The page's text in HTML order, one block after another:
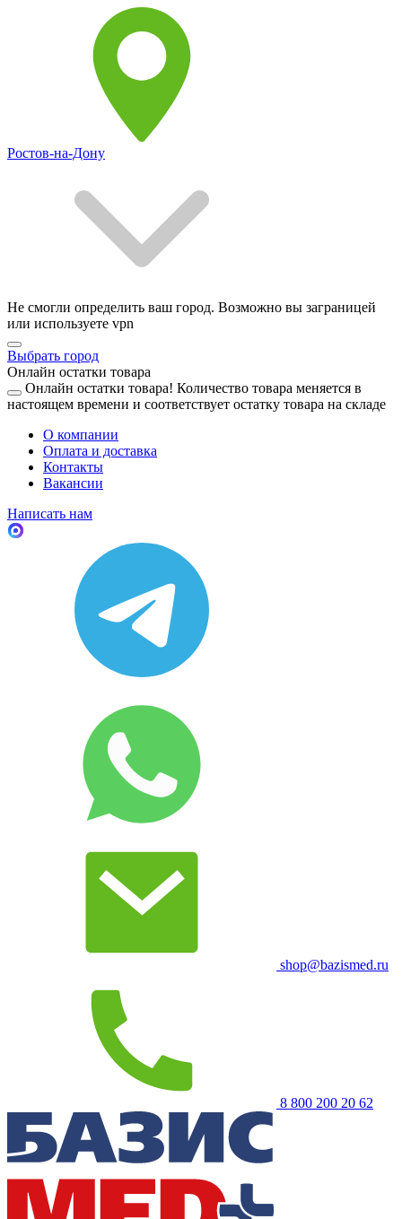
Ростов-на-Дону
Не смогли определить ваш город. Возможно вы заграницей
или используете vpn
Выбрать город
Онлайн остатки товара
Онлайн остатки товара! Количество товара меняется в
настоящем времени и соответствует остатку товара на складе
О компании
Оплата и доставка
Контакты
Вакансии
Написать нам
shop@bazismed.ru
8 800 200 20 62